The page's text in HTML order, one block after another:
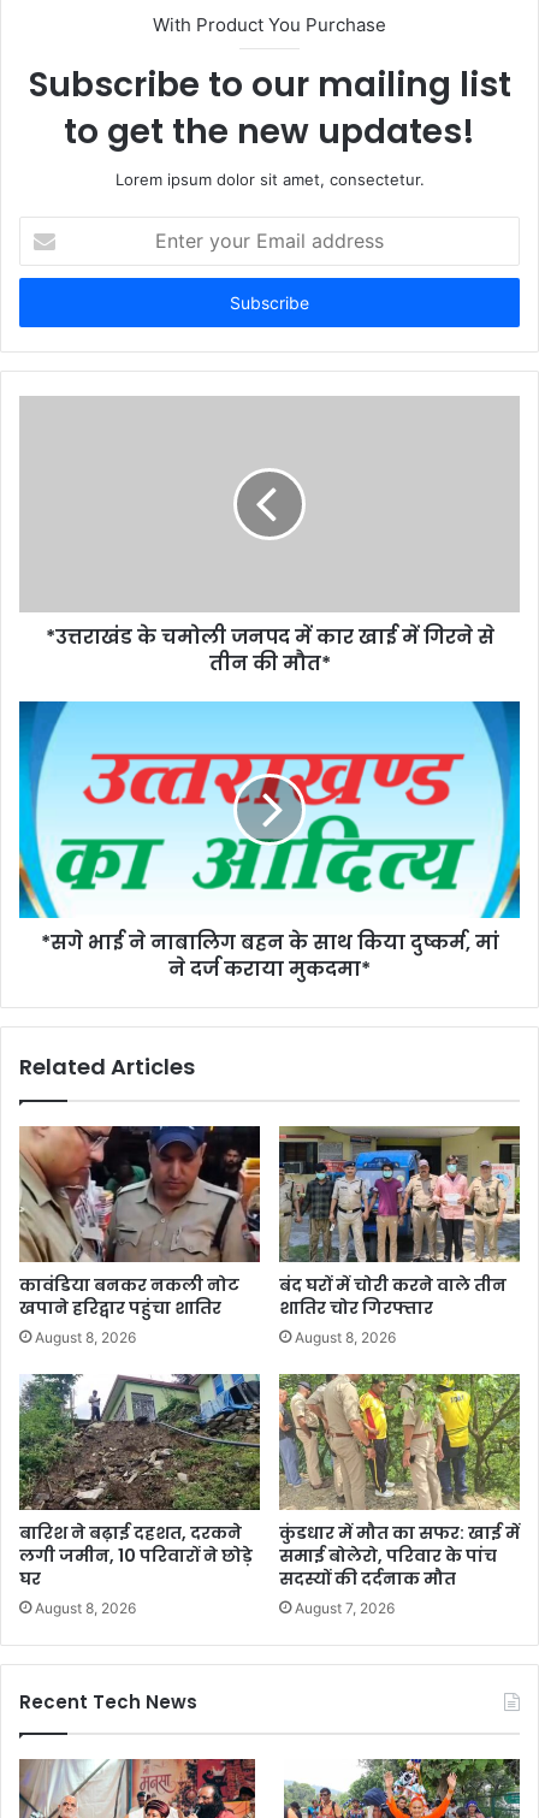
With Product You Purchase
Subscribe to our mailing list
to get the new updates!
Lorem ipsum dolor sit amet, consectetur.
your
Email
*उत्तराखंड के चमोली जनपद में कार खाई में गिरने से
तीन की मौत*
*सगे भाई ने नाबालिग बहन के साथ किया दुष्कर्म, मां
ने दर्ज कराया मुकदमा*
Related Articles
कावंडिया बनकर नकली नोट
खपाने हरिद्वार पहुंचा शातिर
August 8, 2026
बंद घरों में चोरी करने वाले तीन
शातिर चोर गिरफ्तार
August 8, 2026
बारिश ने बढ़ाई दहशत, दरकने
लगी जमीन, 10 परिवारों ने छोड़े
घर
August 8, 2026
कुंडधार में मौत का सफर: खाई में
समाई बोलेरो, परिवार के पांच
सदस्यों की दर्दनाक मौत
August 7, 2026
Recent Tech News